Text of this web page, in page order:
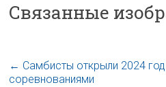
Связанные
← Самбисты открыли 2024
соревнованиями